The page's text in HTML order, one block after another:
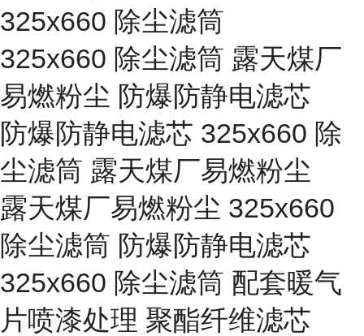
325x660 除尘滤筒
325x660 除尘滤筒 露天煤厂
易燃粉尘 防爆防静电滤芯
防爆防静电滤芯 325x660 除
尘滤筒 露天煤厂易燃粉尘
露天煤厂易燃粉尘 325x660
除尘滤筒 防爆防静电滤芯
325x660 除尘滤筒 配套暖气
片喷漆处理 聚酯纤维滤芯